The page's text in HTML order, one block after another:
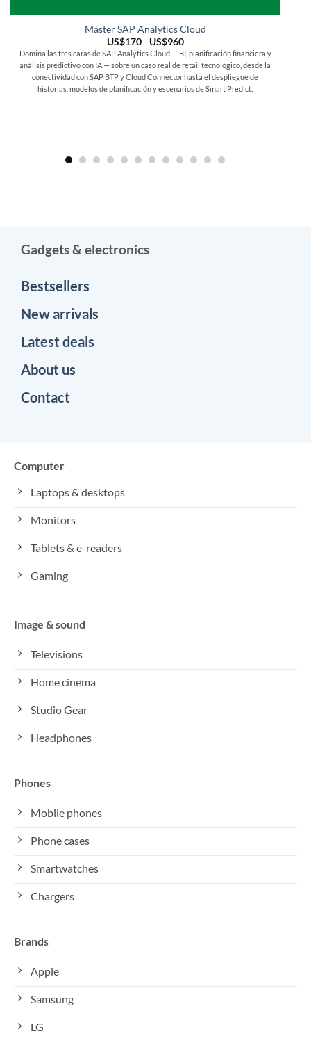
Máster SAP Analytics Cloud
US$170 - US$960Rango
de
precios:
desde
US$170
hasta
US$960
Domina las tres caras de SAP Analytics Cloud — BI, planificación financiera y
análisis predictivo con IA — sobre un caso real de retail tecnológico, desde la
conectividad con SAP BTP y Cloud Connector hasta el despliegue de
historias, modelos de planificación y escenarios de Smart Predict.
Gadgets & electronics
Bestsellers
New arrivals
Latest deals
About us
Contact
Computer
Laptops & desktops
Monitors
Tablets & e-readers
Gaming
Image & sound
Televisions
Home cinema
Studio Gear
Headphones
Phones
Mobile phones
Phone cases
Smartwatches
Chargers
Brands
Apple
Samsung
LG